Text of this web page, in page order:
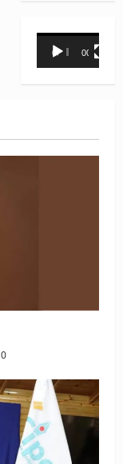
Reproductor
00:00 00:31
0